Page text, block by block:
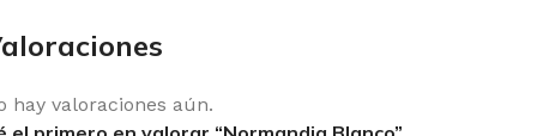
hay valoraciones aún.